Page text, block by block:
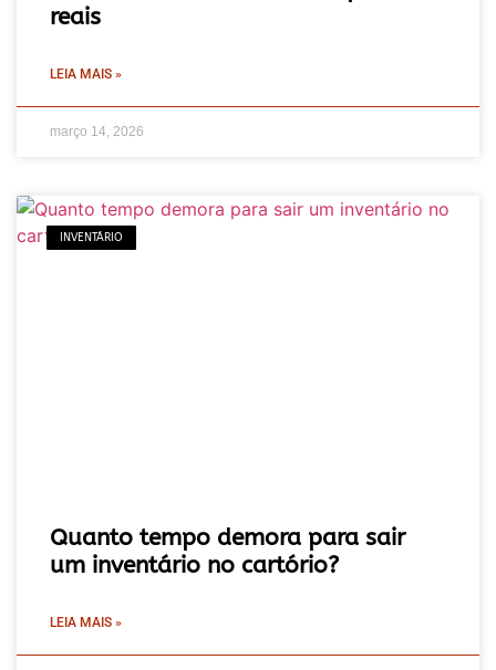
reais
LEIA MAIS »
março 14, 2026
INVENTÁRIO
Quanto tempo demora para sair
um inventário no cartório?
LEIA MAIS »